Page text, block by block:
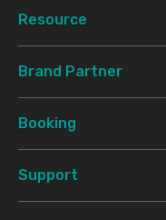
Resource
Brand Partner
Booking
Support